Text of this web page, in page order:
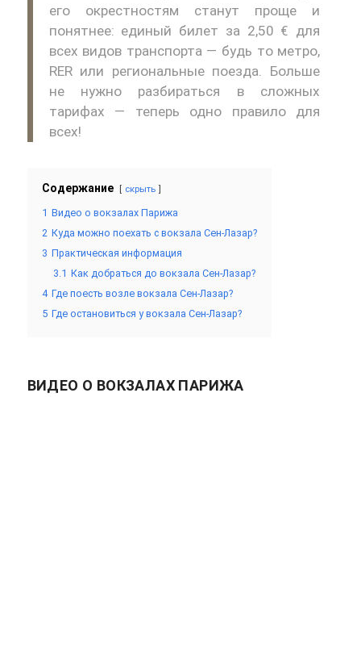
его окрестностям станут проще и
понятнее: единый билет за 2,50 € для
всех видов транспорта — будь то метро,
RER или региональные поезда. Больше
не нужно разбираться в сложных
тарифах — теперь одно правило для
всех!
Содержание скрыть
1 Видео о вокзалах Парижа
2 Куда можно поехать с вокзала Сен-Лазар?
3 Практическая информация
3.1 Как добраться до вокзала Сен-Лазар?
4 Где поесть возле вокзала Сен-Лазар?
5 Где остановиться у вокзала Сен-Лазар?
ВИДЕО О ВОКЗАЛАХ ПАРИЖА